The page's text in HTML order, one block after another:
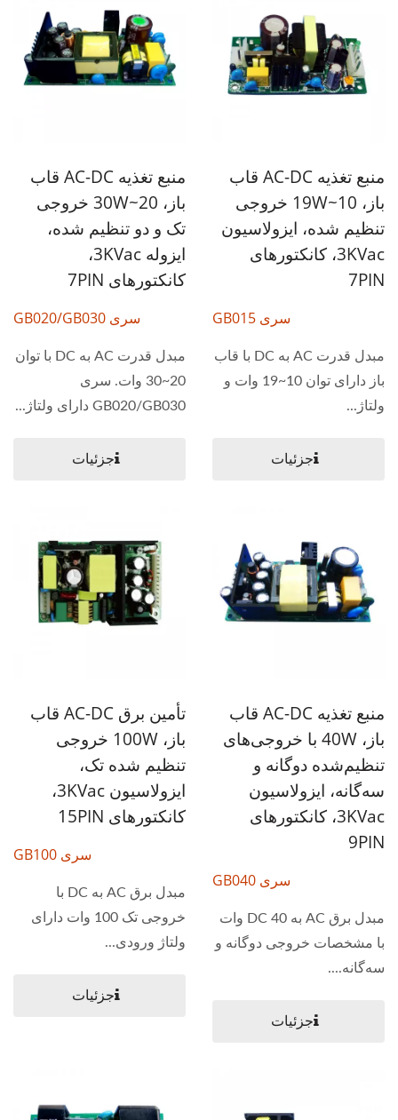
منبع تغذیه AC-DC قاب
باز، 10~19W خروجی
تنظیم شده، ایزولاسیون
3KVac، کانکتورهای
7PIN
سری GB015
مبدل قدرت AC به DC با قاب
باز دارای توان 10~19 وات و
ولتاژ...
جزئیات
منبع تغذیه AC-DC قاب
باز، 20~30W خروجی
تک و دو تنظیم شده،
ایزوله 3KVac،
کانکتورهای 7PIN
سری GB020/GB030
مبدل قدرت AC به DC با توان
20~30 وات. سری
GB020/GB030 دارای ولتاژ...
جزئیات
منبع تغذیه AC-DC قاب
باز، 40W با خروجی‌های
تنظیم‌شده دوگانه و
سه‌گانه، ایزولاسیون
3KVac، کانکتورهای
9PIN
سری GB040
مبدل برق AC به DC 40 وات
با مشخصات خروجی دوگانه و
سه‌گانه....
جزئیات
تأمین برق AC-DC قاب
باز، 100W خروجی
تنظیم شده تک،
ایزولاسیون 3KVac،
کانکتورهای 15PIN
سری GB100
مبدل برق AC به DC با
خروجی تک 100 وات دارای
ولتاژ ورودی...
جزئیات